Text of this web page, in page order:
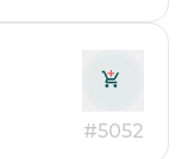
#5052